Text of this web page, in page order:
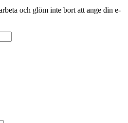
och glöm inte bort att ange din e-